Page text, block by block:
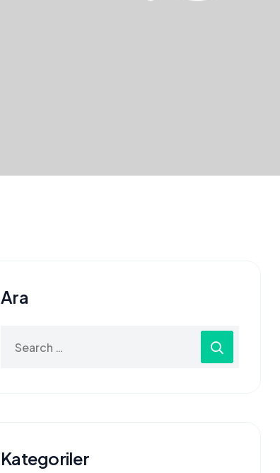
Ara
for:
Kategoriler